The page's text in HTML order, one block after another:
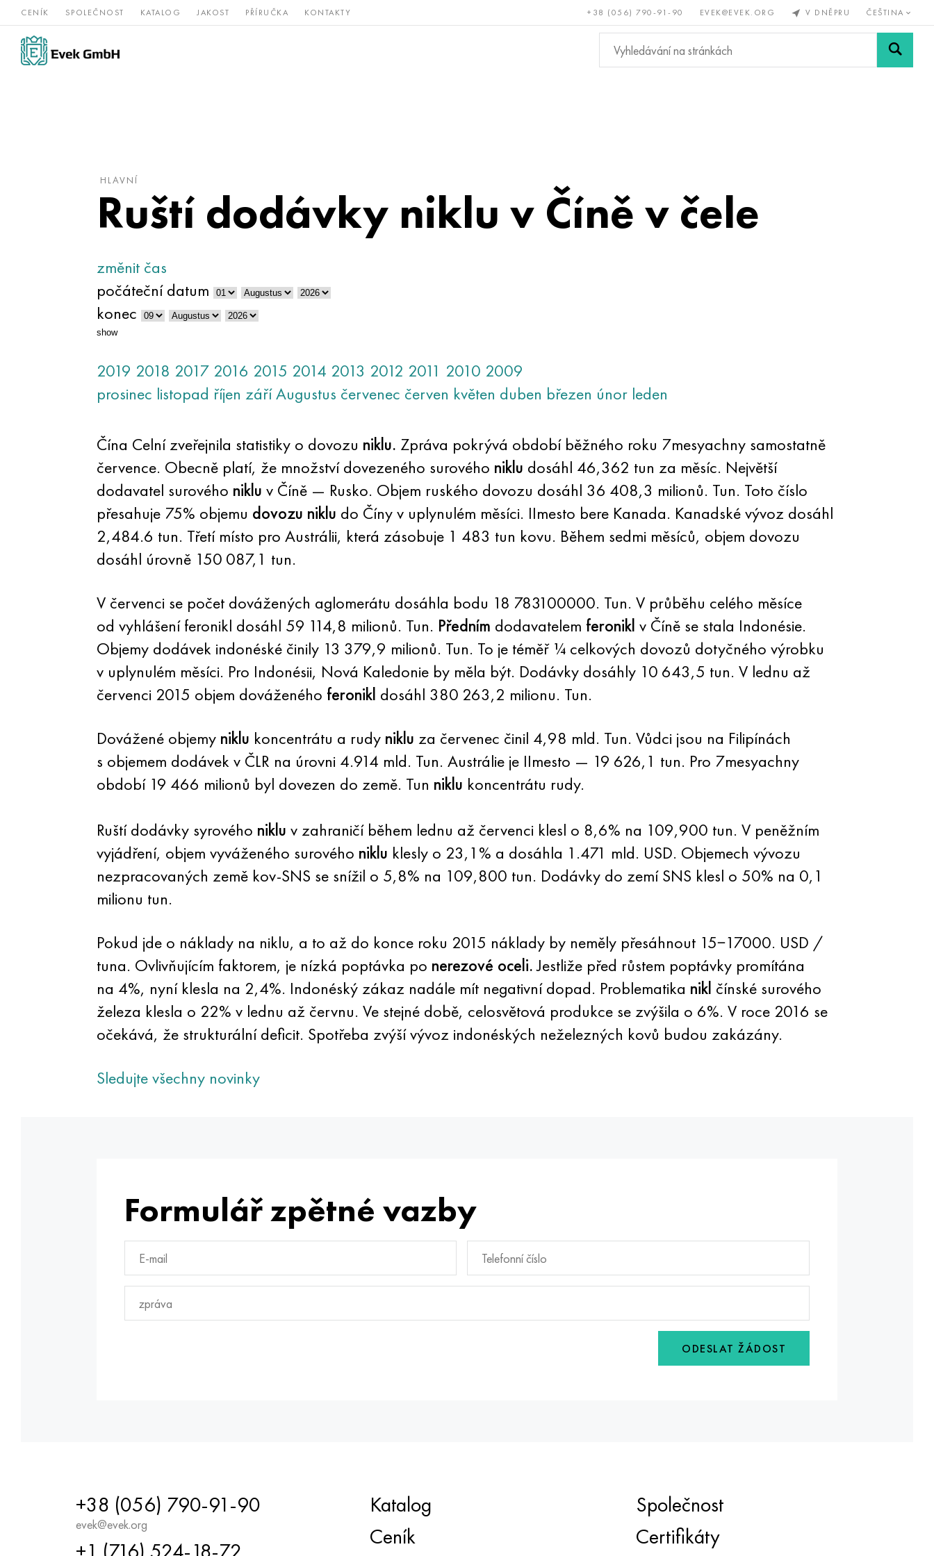
CENÍK SPOLEČNOST KATALOG JAKOST PŘÍRUČKA KONTAKTY +38 (056) 790-91-90 EVEK@EVEK.ORG V DNĚPRU ČEŠTINA
Slitiny
niklu
nerezová Vzácné a Bronz, měď, Neželezné
kovy
Legovaná Sítě a
HLAVNÍ
Ruští dodávky niklu v Číně v čele
změnit čas
počáteční datum
konec
show
2019 2018 2017 2016 2015 2014 2013 2012 2011 2010 2009
prosinec listopad říjen záříAugustus červenec červen květen duben březen únor leden
Čína Celní zveřejnila statistiky o dovozu niklu. Zpráva pokrývá období běžného roku 7mesyachny samostatně
července. Obecně platí, že množství dovezeného surového niklu dosáhl 46,362 tun za měsíc. Největší
dodavatel surového niklu v Číně — Rusko. Objem ruského dovozu dosáhl 36 408,3 milionů. Tun. Toto číslo
přesahuje 75% objemu dovozu niklu do Číny v uplynulém měsíci. IImesto bere Kanada. Kanadské vývoz dosáhl
2,484.6 tun. Třetí místo pro Austrálii, která zásobuje 1 483 tun kovu. Během sedmi měsíců, objem dovozu
dosáhl úrovně 150 087,1 tun.
V červenci se počet dovážených aglomerátu dosáhla bodu 18 783100000. Tun. V průběhu celého měsíce
od vyhlášení feronikl dosáhl 59 114,8 milionů. Tun. Předním dodavatelem feronikl v Číně se stala Indonésie.
Objemy dodávek indonéské činily 13 379,9 milionů. Tun. To je téměř ¼ celkových dovozů dotyčného výrobku
v uplynulém měsíci. Pro Indonésii, Nová Kaledonie by měla být. Dodávky dosáhly 10 643,5 tun. V lednu až
červenci 2015 objem dováženého feronikl dosáhl 380 263,2 milionu. Tun.
Dovážené objemy niklu koncentrátu a rudy niklu za červenec činil 4,98 mld. Tun. Vůdci jsou na Filipínách
s objemem dodávek v ČLR na úrovni 4.914 mld. Tun. Austrálie je IImesto — 19 626,1 tun. Pro 7mesyachny
období 19 466 milionů byl dovezen do země. Tun niklu koncentrátu rudy.
Ruští dodávky syrového niklu v zahraničí během lednu až červenci klesl o 8,6% na 109,900 tun. V peněžním
vyjádření, objem vyváženého surového niklu klesly o 23,1% a dosáhla 1.471 mld. USD. Objemech vývozu
nezpracovaných země kov-SNS se snížil o 5,8% na 109,800 tun. Dodávky do zemí SNS klesl o 50% na 0,1
milionu tun.
Pokud jde o náklady na niklu, a to až do konce roku 2015 náklady by neměly přesáhnout 15−17000. USD /
tuna. Ovlivňujícím faktorem, je nízká poptávka po nerezové oceli.Jestliže před růstem poptávky promítána
na 4%, nyní klesla na 2,4%. Indonéský zákaz nadále mít negativní dopad. Problematika nikl čínské surového
železa klesla o 22% v lednu až červnu. Ve stejné době, celosvětová produkce se zvýšila o 6%. V roce 2016 se
očekává, že strukturální deficit. Spotřeba zvýší vývoz indonéských neželezných kovů budou zakázány.
Sledujte všechny novinky
Formulář zpětné vazby
ODESLAT ŽÁDOST
+38 (056) 790-91-90
evek@evek.org
Katalog
Ceník
Společnost
Certifikáty